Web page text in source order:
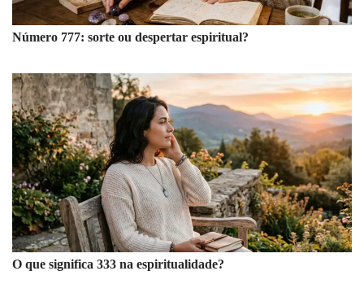
Número 777: sorte ou despertar espiritual?
O que significa 333 na espiritualidade?